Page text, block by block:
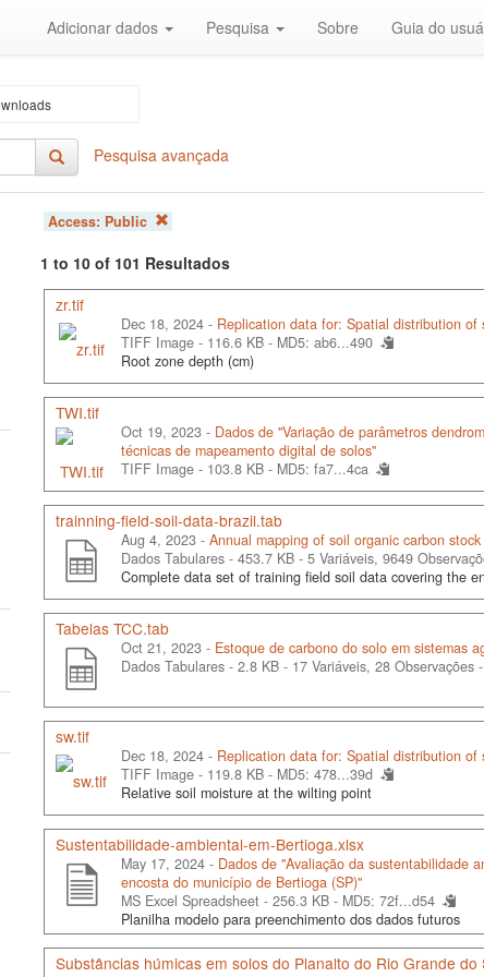
Adicionar dados Pesquisa Sobre Guia do
Pesquisa avançada
Access: Public
1 to 10 of 101 Resultados
zr.tif
Dec 18, 2024 - Replication data for: Spatial distribution
TIFF Image - 116.6 KB - MD5: ab6...490
Root zone depth (cm)
TWI.tif
Oct 19, 2023 - Dados de "Variação de parâmetros
técnicas de mapeamento digital de solos"
TIFF Image - 103.8 KB - MD5: fa7...4ca
trainning-field-soil-data-brazil.tab
Aug 4, 2023 - Annual mapping of soil organic carbon
Dados Tabulares - 453.7 KB- 5 Variáveis, 9649
Complete data set of training field soil data covering the
Tabelas TCC.tab
Oct 21, 2023 - Estoque de carbono do solo em sistemas
Dados Tabulares - 2.8 KB- 17 Variáveis, 28 Observações -
sw.tif
Dec 18, 2024 - Replication data for: Spatial distribution
TIFF Image - 119.8 KB - MD5: 478...39d
Relative soil moisture at the wilting point
Sustentabilidade-ambiental-em-Bertioga.xlsx
May 17, 2024 - Dados de "Avaliação da sustentabilidade
encosta do município de Bertioga (SP)"
MS Excel Spreadsheet - 256.3 KB - MD5: 72f...d54
Planilha modelo para preenchimento dos dados futuros
Substâncias húmicas em solos do Planalto do Rio Grande do